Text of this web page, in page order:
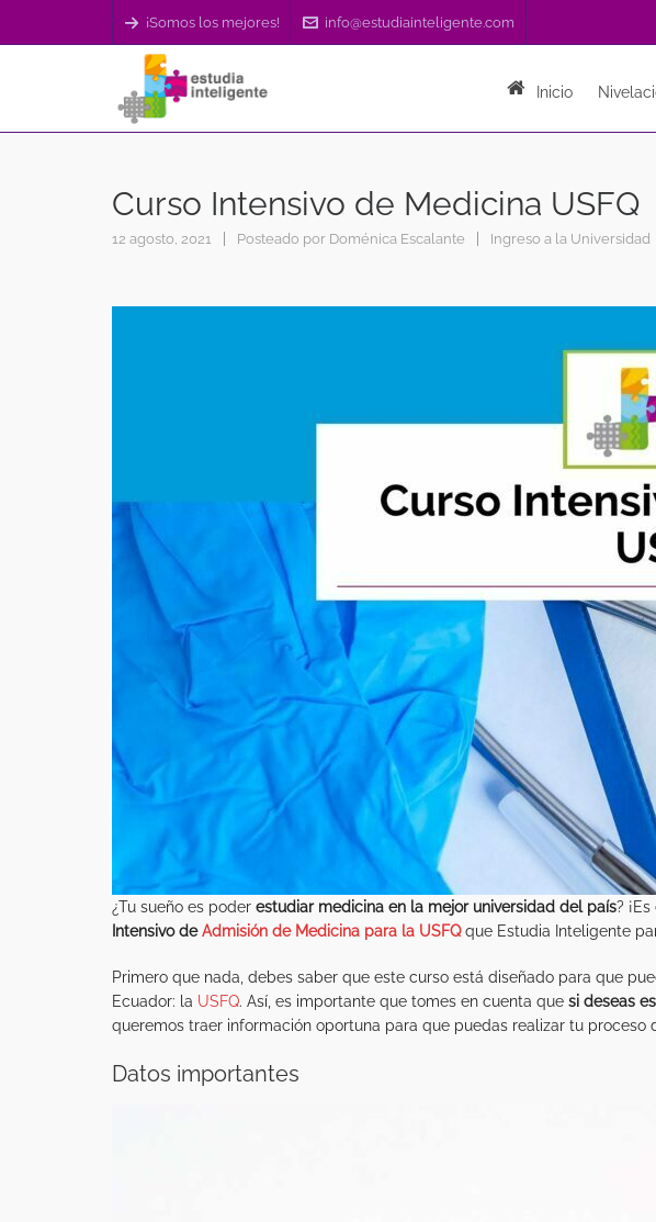
¡Somos los mejores! info@estudiainteligente.com
Inicio
Curso Intensivo de Medicina USFQ
12 agosto, 2021 Posteado por Doménica Escalante Ingreso a la Universidad
¿Tu sueño es poder estudiar medicina en la mejor universidad del país?
Intensivo deAdmisión de Medicina para la USFQque Estudia Inteligente
Primero que nada, debes saber que este curso está diseñado para que
Ecuador: la USFQ. Así, es importante que tomes en cuenta que si deseas
queremos traer información oportuna para que puedas realizar tu proceso
Datos importantes